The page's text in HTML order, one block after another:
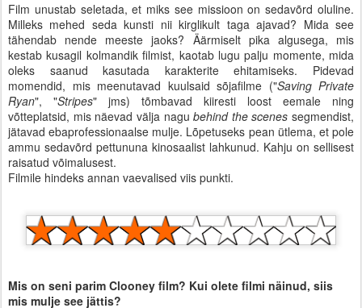
Film unustab seletada, et miks see missioon on sedavõrd oluline.
Milleks mehed seda kunsti nii kirglikult taga ajavad? Mida see
tähendab nende meeste jaoks? Äärmiselt pika algusega, mis
kestab kusagil kolmandik filmist, kaotab lugu palju momente, mida
oleks saanud kasutada karakterite ehitamiseks. Pidevad
momendid, mis meenutavad kuulsaid sõjafilme ("Saving Private
Ryan", "Stripes" jms) tõmbavad kiiresti loost eemale ning
võtteplatsid, mis näevad välja nagubehind the scenes segmendist,
jätavad ebaprofessionaalse mulje. Lõpetuseks pean ütlema, et pole
ammu sedavõrd pettununa kinosaalist lahkunud. Kahju on sellisest
raisatud võimalusest.
Filmile hindeks annan vaevalised viis punkti.
Mis on seni parim Clooney film? Kui olete filmi näinud, siis
mis mulje see jättis?